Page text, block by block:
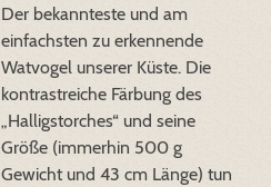
Der bekannteste und am
einfachsten zu erkennende
Watvogel unserer Küste. Die
kontrastreiche Färbung des
„Halligstorches“ und seine
Größe (immerhin 500 g
Gewicht und 43 cm Länge) tun